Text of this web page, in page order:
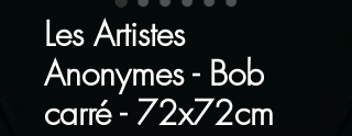
Les Artistes
Anonymes - Bob
carré - 72x72cm